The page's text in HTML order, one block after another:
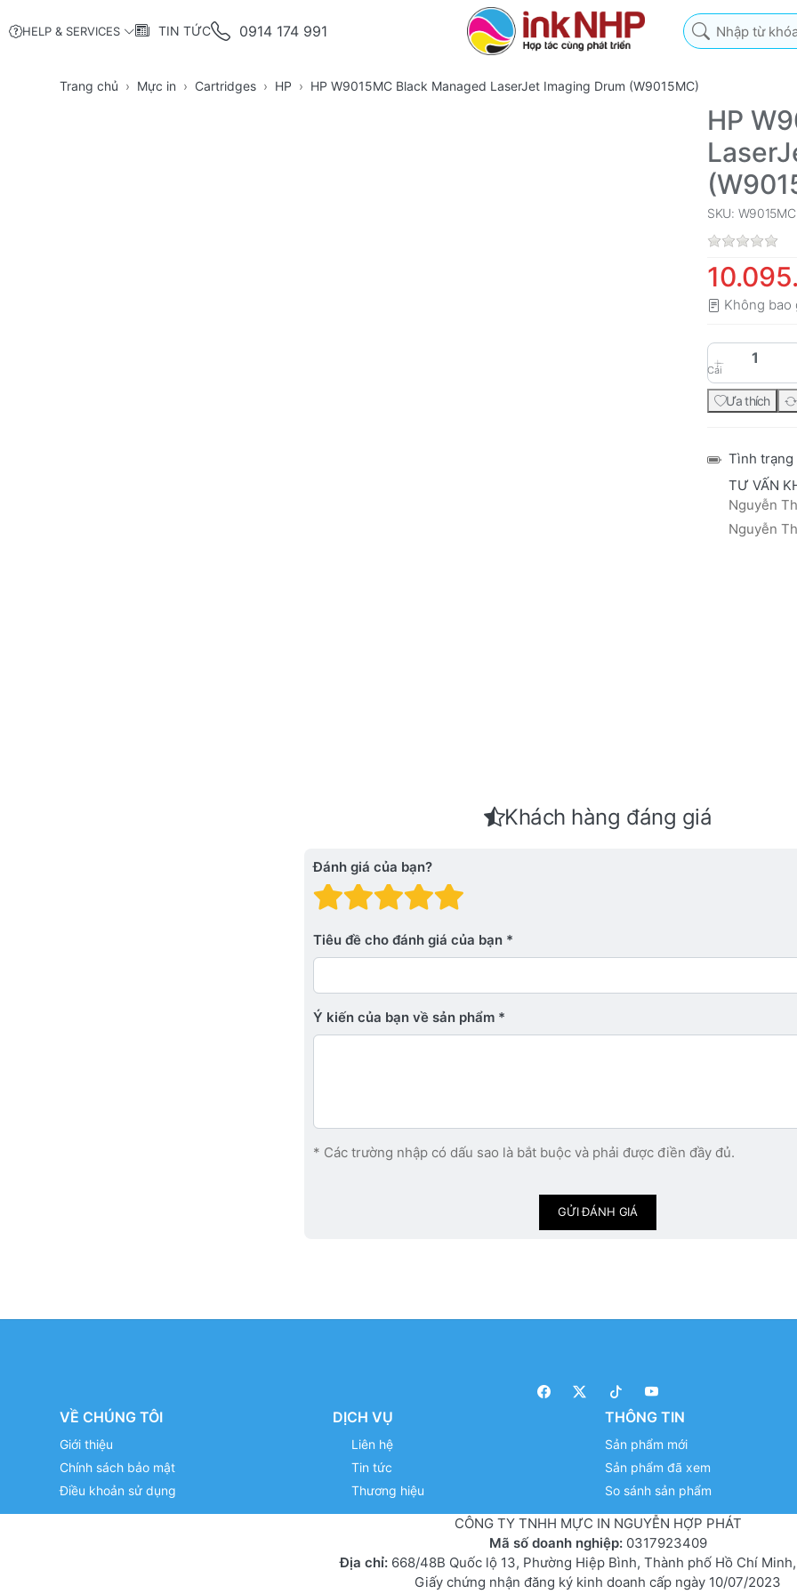
HELP & SERVICES TIN TỨC 0914 174 991
Nhập từ khóa tìm
Trang chủ Mực in Cartridges HP HP W9015MC Black Managed LaserJet Imaging Drum (W9015MC)
HP
SKU: W9015MC
Không bao
Cái
Ưa thích
Tình trạng
TƯ VẤN
Nguyễn
Nguyễn
Khách hàng đáng giá
Đánh giá của bạn?
Đánh giá: 4 trên 5 sao.
Đánh giá: 3 trên 5 sao.
Đánh giá: 2 trên 5 sao.
Đánh giá: 1 trên 5 sao. Xấu
Tiêu đề cho đánh giá của bạn
Ý kiến ​​của bạn về sản phẩm
* Các trường nhập có dấu sao là bắt buộc và phải được điền đầy đủ.
GỬI ĐÁNH GIÁ
VỀ CHÚNG TÔI
Giới thiệu
Chính sách bảo mật
Điều khoản sử dụng
DỊCH VỤ
Liên hệ
Tin tức
Thương hiệu
THÔNG TIN
Sản phẩm mới
Sản phẩm đã xem
So sánh sản phẩm
CÔNG TY TNHH MỰC IN NGUYỄN HỢP PHÁT
Mã số doanh nghiệp: 0317923409
Địa chỉ:668/48B Quốc lộ 13, Phường Hiệp Bình, Thành phố Hồ Chí
Giấy chứng nhận đăng ký kinh doanh cấp ngày 10/07/2023